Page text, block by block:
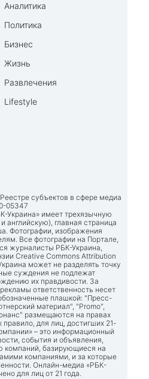
Аналитика
Политика
Бизнес
Жизнь
Развлечения
Lifestyle
субъектов в сфере медиа
05347
Украина» имеет трехязычную
английскую), главная страница
. Фотографии, изображения
Все фотографии на Портале,
журналисты РБК-Украина,
Creative Commons Attribution
может не разделять точку
суждения не подлежат
их правдивости. За
ответственность несет
плашкой: "Пресс-
материал", "Promo",
размещаются на правах
для лиц, достигших 21-
– это информационный
события и объявления,
компаний, базирующиеся на
компаниями, и за которые
Онлайн-медиа «РБК-
для лиц от 21 года.